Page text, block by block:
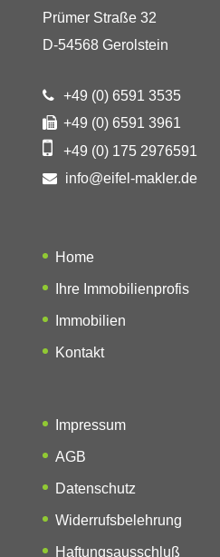
Prümer Straße 32
D-54568 Gerolstein
+49 (0) 6591 3535
+49 (0) 6591 3961
+49 (0) 175 2976591
info@eifel-makler.de
Home
Ihre Immobilienprofis
Immobilien
Kontakt
Impressum
AGB
Datenschutz
Widerrufsbelehrung
Haftungsausschluß